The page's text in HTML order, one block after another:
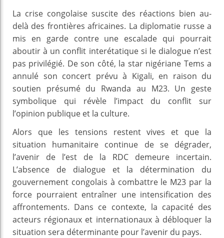
La crise congolaise suscite des réactions bien au-
delà des frontières africaines. La diplomatie russe a
mis en garde contre une escalade qui pourrait
aboutir à un conflit interétatique si le dialogue n’est
pas privilégié. De son côté, la star nigériane Tems a
annulé son concert prévu à Kigali, en raison du
soutien présumé du Rwanda au M23. Un geste
symbolique qui révèle l’impact du conflit sur
l’opinion publique et la culture.
Alors que les tensions restent vives et que la
situation humanitaire continue de se dégrader,
l’avenir de l’est de la RDC demeure incertain.
L’absence de dialogue et la détermination du
gouvernement congolais à combattre le M23 par la
force pourraient entraîner une intensification des
affrontements. Dans ce contexte, la capacité des
acteurs régionaux et internationaux à débloquer la
situation sera déterminante pour l’avenir du pays.